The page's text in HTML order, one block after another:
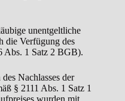
unentgeltliche
die Verfügung des
Abs. 1 Satz 2 BGB).
Nachlasses der
§ 2111 Abs. 1 Satz 1
wurden mit